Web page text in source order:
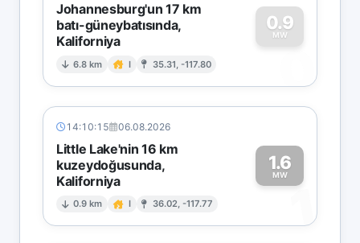
Johannesburg'un 17 km
batı-güneybatısında,
Kaliforniya
6.8 km I 35.31, -117.80
0.9
MW
0
14:10:15 06.08.2026
Little Lake'nin 16 km
kuzeydoğusunda,
Kaliforniya
0.9 km I 36.02, -117.77
1.6
MW
1